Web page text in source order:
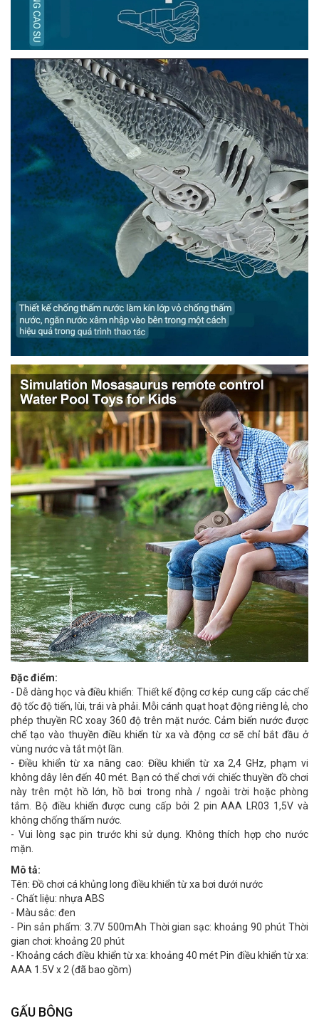
Đặc điểm:
- Dễ dàng học và điều khiển: Thiết kế động cơ kép cung cấp các chế
độ tốc độ tiến, lùi, trái và phải. Mỗi cánh quạt hoạt động riêng lẻ, cho
phép thuyền RC xoay 360 độ trên mặt nước. Cảm biến nước được
chế tạo vào thuyền điều khiển từ xa và động cơ sẽ chỉ bắt đầu ở
vùng nước và tắt một lần.
- Điều khiển từ xa nâng cao: Điều khiển từ xa 2,4 GHz, phạm vi
không dây lên đến 40 mét. Bạn có thể chơi với chiếc thuyền đồ chơi
này trên một hồ lớn, hồ bơi trong nhà / ngoài trời hoặc phòng
tắm. Bộ điều khiển được cung cấp bởi 2 pin AAA LR03 1,5V và
không chống thấm nước.
- Vui lòng sạc pin trước khi sử dụng. Không thích hợp cho nước
mặn.
Mô tả:
Tên: Đồ chơi cá khủng long điều khiển từ xa bơi dưới nước
- Chất liệu: nhựa ABS
- Màu sắc: đen
- Pin sản phẩm: 3.7V 500mAh Thời gian sạc: khoảng 90 phút Thời
gian chơi: khoảng 20 phút
- Khoảng cách điều khiển từ xa: khoảng 40 mét Pin điều khiển từ xa:
AAA 1.5V x 2 (đã bao gồm)
GẤU BÔNG